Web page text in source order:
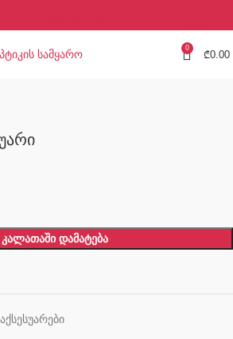
0
₾0.00
ᲙᲐᲚᲐᲗᲐᲨᲘ ᲓᲐᲛᲐᲢᲔᲑᲐ